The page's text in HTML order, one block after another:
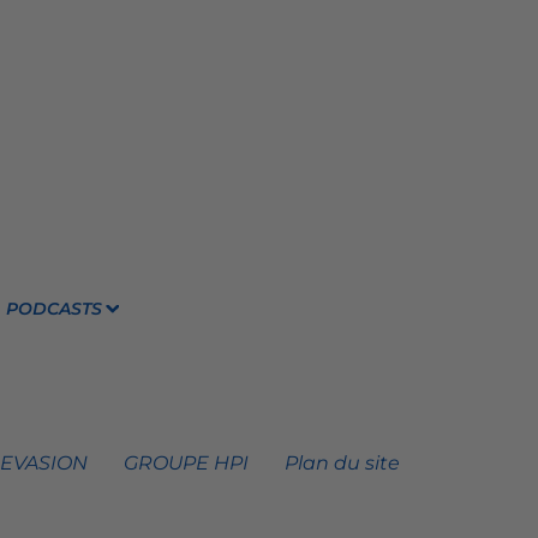
PODCASTS
GROUPE HPI Plan du site